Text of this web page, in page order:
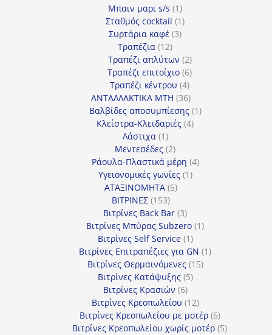
Μπαιν μαρι s/s 11
προϊόν
Σταθμός cocktail 11
Συρτάρια καφέ 33
Τραπέζια 1212
προϊόντα
Τραπέζι απλύτων 22
προϊόντα
Τραπέζι επιτοίχιο 66
προϊόντα
Τραπέζι κέντρου 44
προϊόντα
ΑΝΤΑΛΛΑΚΤΙΚΑ MTH 3636
προϊόντα
Βαλβίδες αποσυμπίεσης 11
Κλείστρα-Κλειδαριές 44
Λάστιχα 11
προϊόν
Μεντεσέδες 22
προϊόντα
Ράουλα-Πλαστικά μέρη 44
Υγειονομικές γωνίες 11
ΑΤΑΞΙΝΟΜΗΤΑ 55
ΒΙΤΡΙΝΕΣ 153153
προϊόντα
Βιτρίνες Back Bar 33
προϊόντα
Βιτρίνες Mπύρας Subzero 11
Βιτρίνες Self Service 11
προϊόν
Βιτρίνες Επιτραπέζιες για GN 11
Βιτρίνες Θερμαινόμενες 1515
Βιτρίνες Κατάψυξης 55
Βιτρίνες Κρασιών 66
προϊόντα
Βιτρίνες Κρεοπωλείου 1212
προϊόντα
Βιτρίνες Κρεοπωλείου με μοτέρ 66
προϊόντα
Βιτρίνες Κρεοπωλείου χωρίς μοτέρ 55